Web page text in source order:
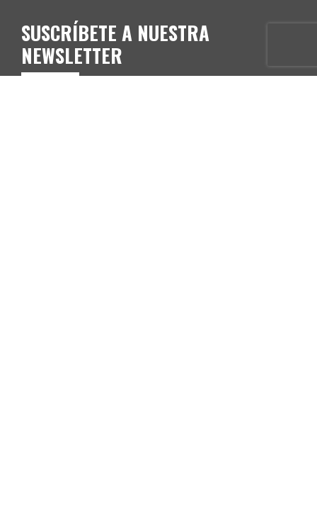
SUSCRÍBETE A NUESTRA
NEWSLETTER